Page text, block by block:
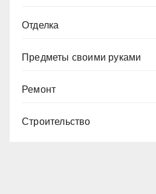
Отделка
Предметы своими руками
Ремонт
Строительство